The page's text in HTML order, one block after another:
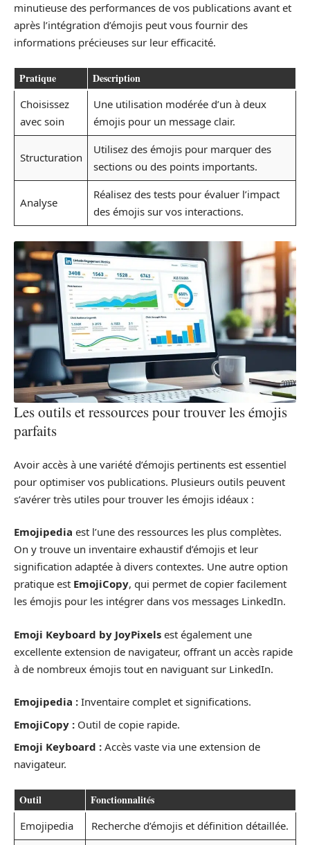
minutieuse des performances de vos publications avant et
après l’intégration d’émojis peut vous fournir des
informations précieuses sur leur efficacité.
Pratique Description
Choisissez
avec soin
Une utilisation modérée d’un à deux
émojis pour un message clair.
Structuration
Utilisez des émojis pour marquer des
sections ou des points importants.
Analyse
Réalisez des tests pour évaluer l’impact
des émojis sur vos interactions.
Les outils et ressources pour trouver les émojis
parfaits
Avoir accès à une variété d’émojis pertinents est essentiel
pour optimiser vos publications. Plusieurs outils peuvent
s’avérer très utiles pour trouver les émojis idéaux :
Emojipedia est l’une des ressources les plus complètes.
On y trouve un inventaire exhaustif d’émojis et leur
signification adaptée à divers contextes. Une autre option
pratique est EmojiCopy, qui permet de copier facilement
les émojis pour les intégrer dans vos messages LinkedIn.
Emoji Keyboard by JoyPixels est également une
excellente extension de navigateur, offrant un accès rapide
à de nombreux émojis tout en naviguant sur LinkedIn.
Emojipedia : Inventaire complet et significations.
EmojiCopy : Outil de copie rapide.
Emoji Keyboard : Accès vaste via une extension de
navigateur.
Outil Fonctionnalités
Emojipedia Recherche d’émojis et définition détaillée.